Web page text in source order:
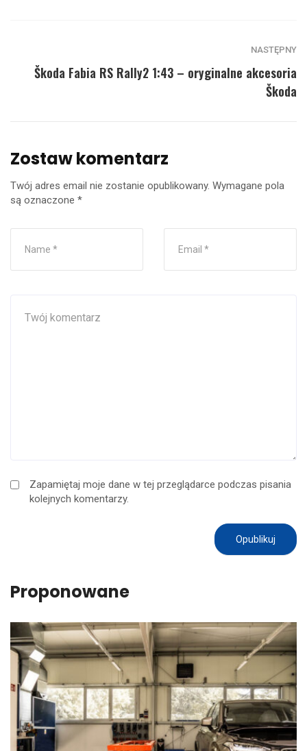
NASTĘPNY
Škoda Fabia RS Rally2 1:43 – oryginalne akcesoria
Škoda
Zostaw komentarz
Twój adres email nie zostanie opublikowany. Wymagane pola
są oznaczone *
Zapamiętaj moje dane w tej przeglądarce podczas pisania
kolejnych komentarzy.
Proponowane